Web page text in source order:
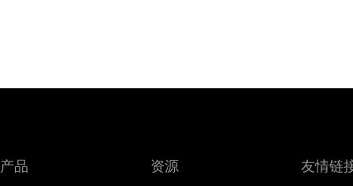
产品 资源 友情链